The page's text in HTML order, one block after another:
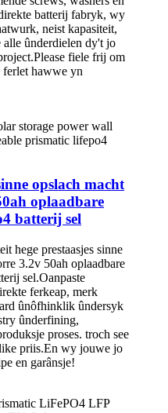
batterij fabryk, wy
neist kapasiteit,
alle ûnderdielen dy't jo
fiele frij om
ferlet hawwe yn
opslach macht
oplaadbare
batterij sel
hege prestaasjes sinne
3.2v 50ah oplaadbare
sel.Oanpaste
ferkeap, merk
ûnôfhinklik ûndersyk
ûnderfining,
proses. troch see
priis.En wy jouwe jo
en garânsje!